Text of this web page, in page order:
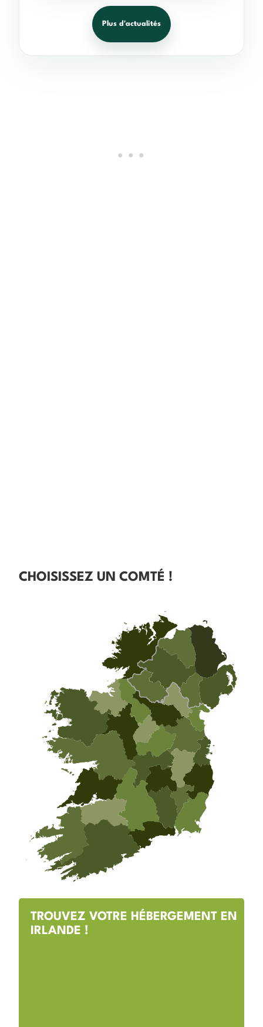
Plus d'actualités
CHOISISSEZ UN COMTÉ !
TROUVEZ VOTRE HÉBERGEMENT EN
IRLANDE !